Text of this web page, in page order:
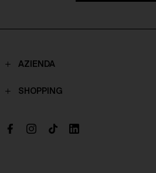
AZIENDA
Contatti
Boutique
SHOPPING